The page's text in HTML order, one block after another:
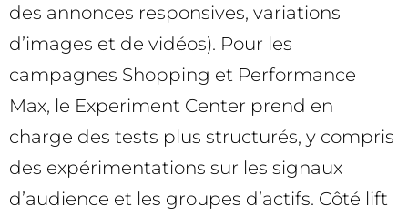
des annonces responsives, variations
d’images et de vidéos). Pour les
campagnes Shopping et Performance
Max, le Experiment Center prend en
charge des tests plus structurés, y compris
des expérimentations sur les signaux
d’audience et les groupes d’actifs. Côté lift